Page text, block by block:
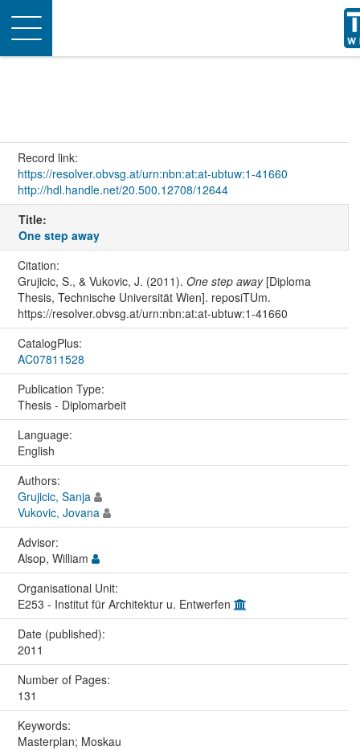
Toggle
navigation
Record link:
https://resolver.obvsg.at/urn:nbn:at:at-ubtuw:1-41660
http://hdl.handle.net/20.500.12708/12644
Title:
One step away
Citation:
Grujicic, S., & Vukovic, J. (2011). One step away[Diploma
Thesis, Technische Universität Wien]. reposiTUm.
https://resolver.obvsg.at/urn:nbn:at:at-ubtuw:1-41660
CatalogPlus:
AC07811528
Publication Type:
Thesis - Diplomarbeit
Language:
English
Authors:
Grujicic, Sanja
Vukovic, Jovana
Advisor:
Alsop, William
Organisational Unit:
E253 - Institut für Architektur u. Entwerfen
Date (published):
2011
Number of Pages:
131
Keywords:
Masterplan; Moskau